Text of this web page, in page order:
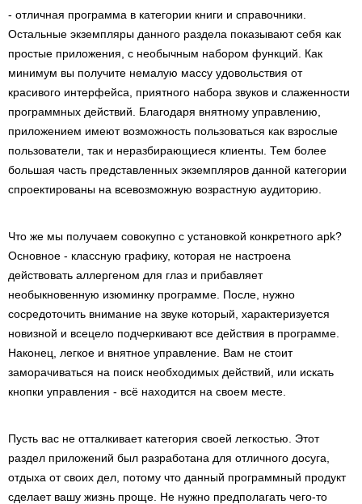
- отличная программа в категории книги и справочники.
Остальные экземпляры данного раздела показывают себя как
простые приложения, с необычным набором функций. Как
минимум вы получите немалую массу удовольствия от
красивого интерфейса, приятного набора звуков и слаженности
программных действий. Благодаря внятному управлению,
приложением имеют возможность пользоваться как взрослые
пользователи, так и неразбирающиеся клиенты. Тем более
большая часть представленных экземпляров данной категории
спроектированы на всевозможную возрастную аудиторию.
Что же мы получаем совокупно с установкой конкретного apk?
Основное - классную графику, которая не настроена
действовать аллергеном для глаз и прибавляет
необыкновенную изюминку программе. После, нужно
сосредоточить внимание на звуке который, характеризуется
новизной и всецело подчеркивают все действия в программе.
Наконец, легкое и внятное управление. Вам не стоит
заморачиваться на поиск необходимых действий, или искать
кнопки управления - всё находится на своем месте.
Пусть вас не отталкивает категория своей легкостью. Этот
раздел приложений был разработана для отличного досуга,
отдыха от своих дел, потому что данный программный продукт
сделает вашу жизнь проще. Не нужно предполагать чего-то